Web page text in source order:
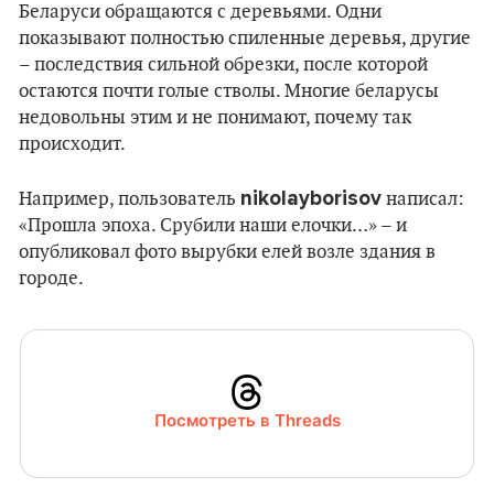
Беларуси обращаются с деревьями. Одни
показывают полностью спиленные деревья, другие
– последствия сильной обрезки, после которой
остаются почти голые стволы. Многие беларусы
недовольны этим и не понимают, почему так
происходит.
Например, пользователь nikolayborisov написал:
«Прошла эпоха. Срубили наши елочки…» – и
опубликовал фото вырубки елей возле здания в
городе.
Посмотреть в Threads